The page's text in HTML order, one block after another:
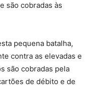
são cobradas às
pequena batalha,
contra as elevadas e
são cobradas pela
de débito e de